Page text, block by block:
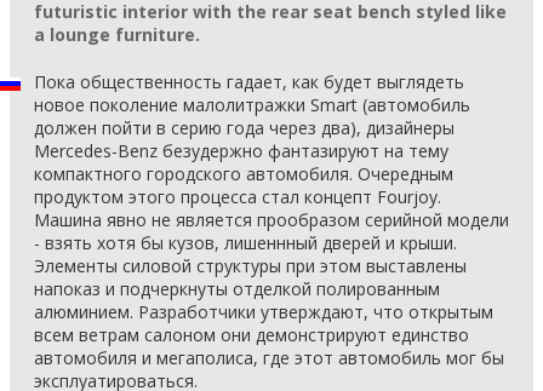
futuristic interior with the rear seat bench styled like
a lounge furniture.
Пока общественность гадает, как будет выглядеть
новое поколение малолитражки Smart (автомобиль
должен пойти в серию года через два), дизайнеры
Mercedes-Benz безудержно фантазируют на тему
компактного городского автомобиля. Очередным
продуктом этого процесса стал концепт Fourjoy.
Машина явно не является прообразом серийной модели
- взять хотя бы кузов, лишеннный дверей и крыши.
Элементы силовой структуры при этом выставлены
напоказ и подчеркнуты отделкой полированным
алюминием. Разработчики утверждают, что открытым
всем ветрам салоном они демонстрируют единство
автомобиля и мегаполиса, где этот автомобиль мог бы
эксплуатироваться.